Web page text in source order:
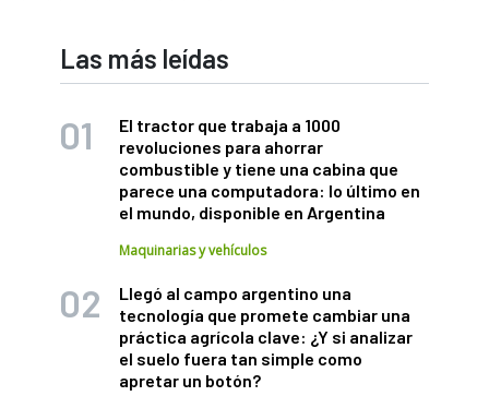
Las más leídas
El tractor que trabaja a 1000
revoluciones para ahorrar
combustible y tiene una cabina que
parece una computadora: lo último en
el mundo, disponible en Argentina
Maquinarias y vehículos
Llegó al campo argentino una
tecnología que promete cambiar una
práctica agrícola clave: ¿Y si analizar
el suelo fuera tan simple como
apretar un botón?